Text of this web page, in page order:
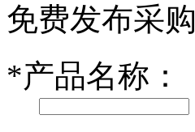
小米SU7核心
第二代 AION
免费发布采
*产品名称：